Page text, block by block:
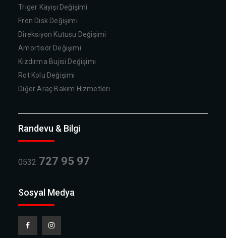
Triger Kayışı Değişimi
Fren Disk Değişimi
Direksiyon Kutusu Değişimi
Amortisör Değişimi
Kızdırma Bujisi Değişimi
Rot Kolu Değişimi
Diğer Araç Bakım Hizmetleri
Randevu & Bilgi
0532 727 95 97
Sosyal Medya